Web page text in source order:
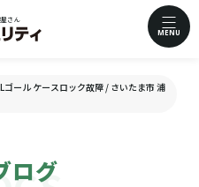
さん
MENU
ゴール ケースロック故障 / さいたま市 浦
ログ